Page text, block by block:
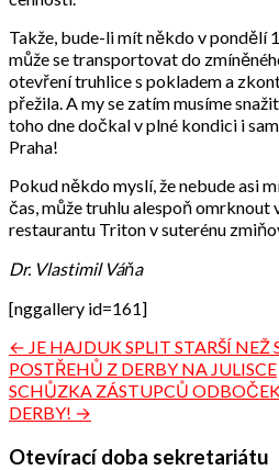
Takže, bude-li mít někdo v pondělí
může se transportovat do
otevření truhlice s pokladem a
přežila. A my se zatím musíme
toho dne dočkal v plné kondici i
Praha!
Pokud někdo myslí, že nebude asi
čas, může truhlu alespoň omrknout
restaurantu Triton v suterénu
Dr. Vlastimil Váňa
[nggallery id=161]
Navigace
pro
příspěvek
← JE HAJDUK SPLIT STARŠÍ NEŽ
POSTŘEHŮ Z DERBY NA JULISCE
SCHŮZKA ZÁSTUPCŮ
DERBY! →
Otevírací doba sekretariátu